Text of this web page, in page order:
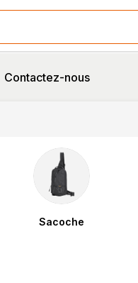
Contactez-nous
Sacoche